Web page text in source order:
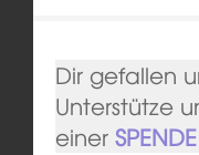
Dir gefallen
Unterstütze
einer SPENDE